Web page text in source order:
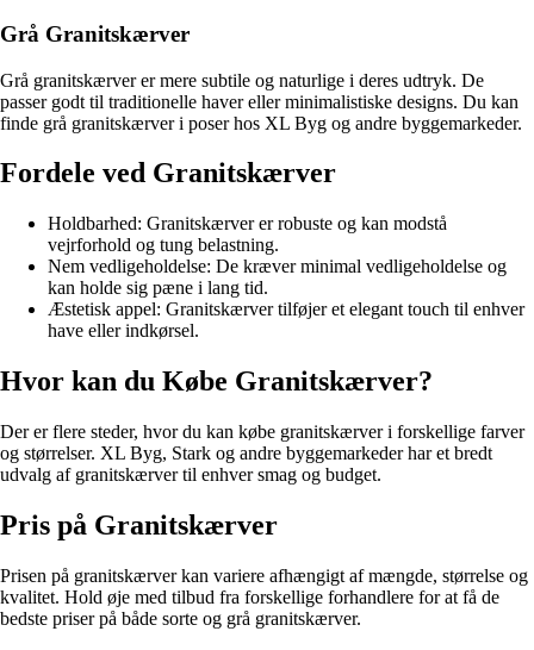
Grå Granitskærver
Grå granitskærver er mere subtile og naturlige i deres udtryk. De
passer godt til traditionelle haver eller minimalistiske designs. Du kan
finde grå granitskærver i poser hos XL Byg og andre byggemarkeder.
Fordele ved Granitskærver
Holdbarhed: Granitskærver er robuste og kan modstå
vejrforhold og tung belastning.
Nem vedligeholdelse: De kræver minimal vedligeholdelse og
kan holde sig pæne i lang tid.
Æstetisk appel: Granitskærver tilføjer et elegant touch til enhver
have eller indkørsel.
Hvor kan du Købe Granitskærver?
Der er flere steder, hvor du kan købe granitskærver i forskellige farver
og størrelser. XL Byg, Stark og andre byggemarkeder har et bredt
udvalg af granitskærver til enhver smag og budget.
Pris på Granitskærver
Prisen på granitskærver kan variere afhængigt af mængde, størrelse og
kvalitet. Hold øje med tilbud fra forskellige forhandlere for at få de
bedste priser på både sorte og grå granitskærver.